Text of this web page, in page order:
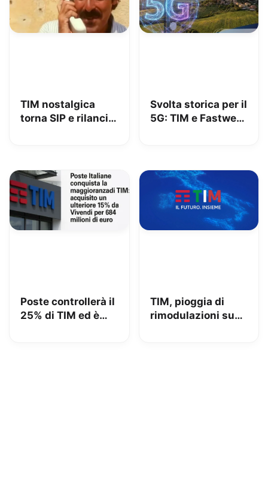
TIM nostalgica
torna SIP e rilancia
Svolta storica per il
5G: TIM e Fastweb
senza segnale
Poste controllerà il
25% di TIM ed è
TIM, pioggia di
rimodulazioni su